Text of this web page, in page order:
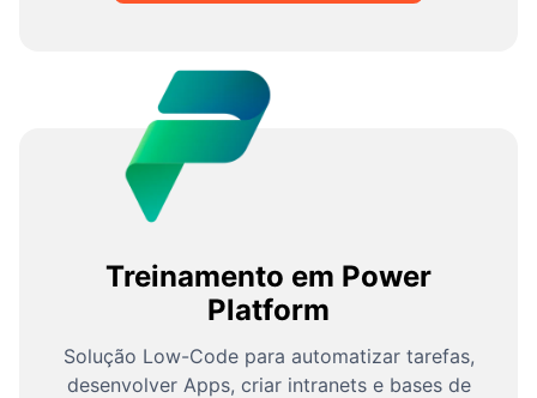
Treinamento em Power
Platform
Solução Low-Code para automatizar tarefas,
desenvolver Apps, criar intranets e bases de